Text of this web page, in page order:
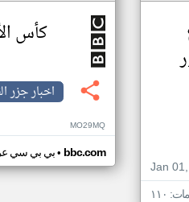
Jan
١١٠
كأس
اخبار جزر
MO29MQ
بي بي سي• bbc.com